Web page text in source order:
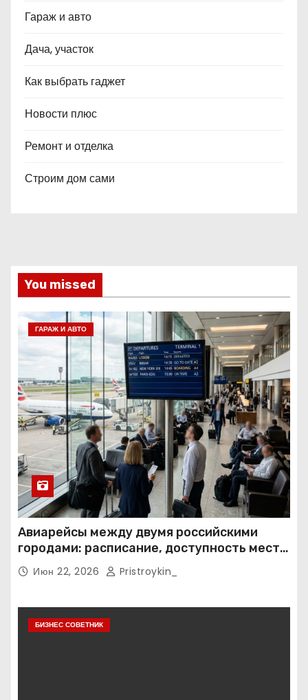
Гараж и авто
Дача, участок
Как выбрать гаджет
Новости плюс
Ремонт и отделка
Строим дом сами
You missed
ГАРАЖ И АВТО
Авиарейсы между двумя российскими
городами: расписание, доступность мест и
тарифные условия
Июн 22, 2026 Pristroykin_
БИЗНЕС СОВЕТНИК